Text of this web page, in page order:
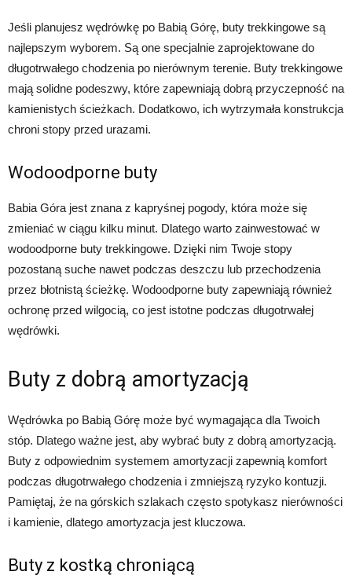
Jeśli planujesz wędrówkę po Babią Górę, buty trekkingowe są
najlepszym wyborem. Są one specjalnie zaprojektowane do
długotrwałego chodzenia po nierównym terenie. Buty trekkingowe
mają solidne podeszwy, które zapewniają dobrą przyczepność na
kamienistych ścieżkach. Dodatkowo, ich wytrzymała konstrukcja
chroni stopy przed urazami.
Wodoodporne buty
Babia Góra jest znana z kapryśnej pogody, która może się
zmieniać w ciągu kilku minut. Dlatego warto zainwestować w
wodoodporne buty trekkingowe. Dzięki nim Twoje stopy
pozostaną suche nawet podczas deszczu lub przechodzenia
przez błotnistą ścieżkę. Wodoodporne buty zapewniają również
ochronę przed wilgocią, co jest istotne podczas długotrwałej
wędrówki.
Buty z dobrą amortyzacją
Wędrówka po Babią Górę może być wymagająca dla Twoich
stóp. Dlatego ważne jest, aby wybrać buty z dobrą amortyzacją.
Buty z odpowiednim systemem amortyzacji zapewnią komfort
podczas długotrwałego chodzenia i zmniejszą ryzyko kontuzji.
Pamiętaj, że na górskich szlakach często spotykasz nierówności
i kamienie, dlatego amortyzacja jest kluczowa.
Buty z kostką chroniącą